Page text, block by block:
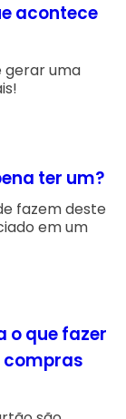
acontece
gerar uma
ter um?
fazem deste
em um
o que fazer
compras